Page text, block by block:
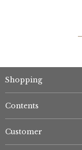
Shopping
Contents
Customer